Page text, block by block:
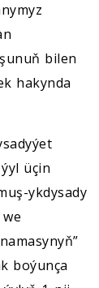
bilen
hakynda
üçin
ykdysady
boýunça